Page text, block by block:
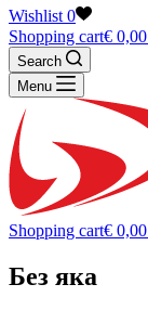
Wishlist 0
Shopping cart€ 0,00
Search
Menu
Shopping cart€ 0,00
Без яка